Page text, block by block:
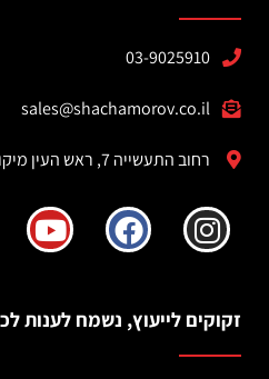
03-9025910
sales@shachamorov.co.il
רחוב התעשייה 7, ראש העין מיקוד 4801795
זקוקים לייעוץ, נשמח לענות